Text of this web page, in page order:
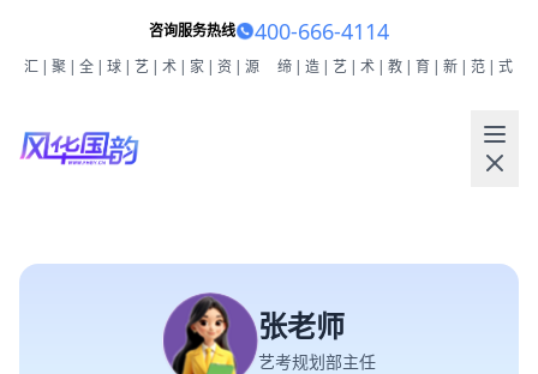
咨询服务热线 400-666-4114
汇|聚|全|球|艺|术|家|资|源 缔|造|艺|术|教|育|新|范|式
张老师
艺考规划部主任